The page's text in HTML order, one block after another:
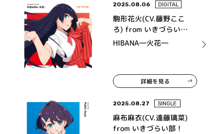
2025.08.06 DIGITAL
駒形花火(CV.藤野ここ
ろ) from いきづらい
部！
HIBANA―火花―
詳細を見る
2025.08.27 SINGLE
麻布麻衣(CV.遠藤璃菜)
from いきづらい部！